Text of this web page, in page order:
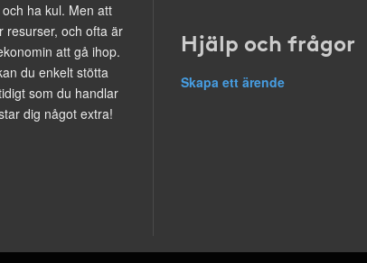
ha kul. Men att
resurser, och ofta är
att gå ihop.
du enkelt stötta
som du handlar
dig något extra!
Hjälp och frågor
Skapa ett ärende